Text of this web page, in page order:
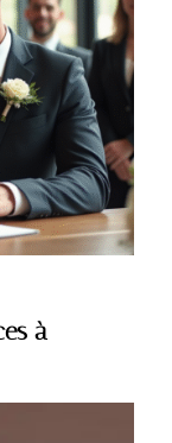
à